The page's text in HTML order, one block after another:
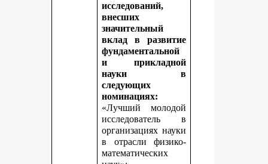
исследований,
внесших
значительный
вклад в развитие
фундаментальной
и прикладной
науки в
следующих
номинациях:
«Лучший молодой
исследователь в
организациях науки
в отрасли физико-
математических